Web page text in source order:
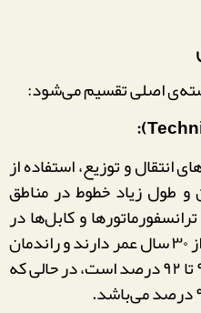
اصلی تقسیم می‌شود:
و توزیع، استفاده از
و طول زیاد خطوط در مناطق
و کابل‌ها در
شبکه توزیع شهری بیش از ۳۰ سال عمر دارند و راندمان
آن‌ها به‌طور متوسط بین ۹۰ تا ۹۲ درصد است، در حالی که